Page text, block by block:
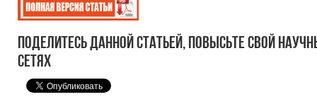
Поделитесь данной статьей, повысьте свой
сетях